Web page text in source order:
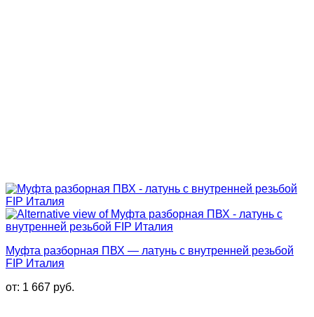
Муфта разборная ПВХ — латунь с внутренней резьбой
FIP Италия
от: 1 667 руб.